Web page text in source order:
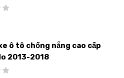
ô tô chống nắng cao cấp
2013-2018